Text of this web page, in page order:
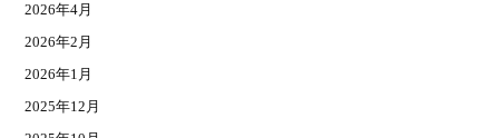
2026年4月
2026年2月
2026年1月
2025年12月